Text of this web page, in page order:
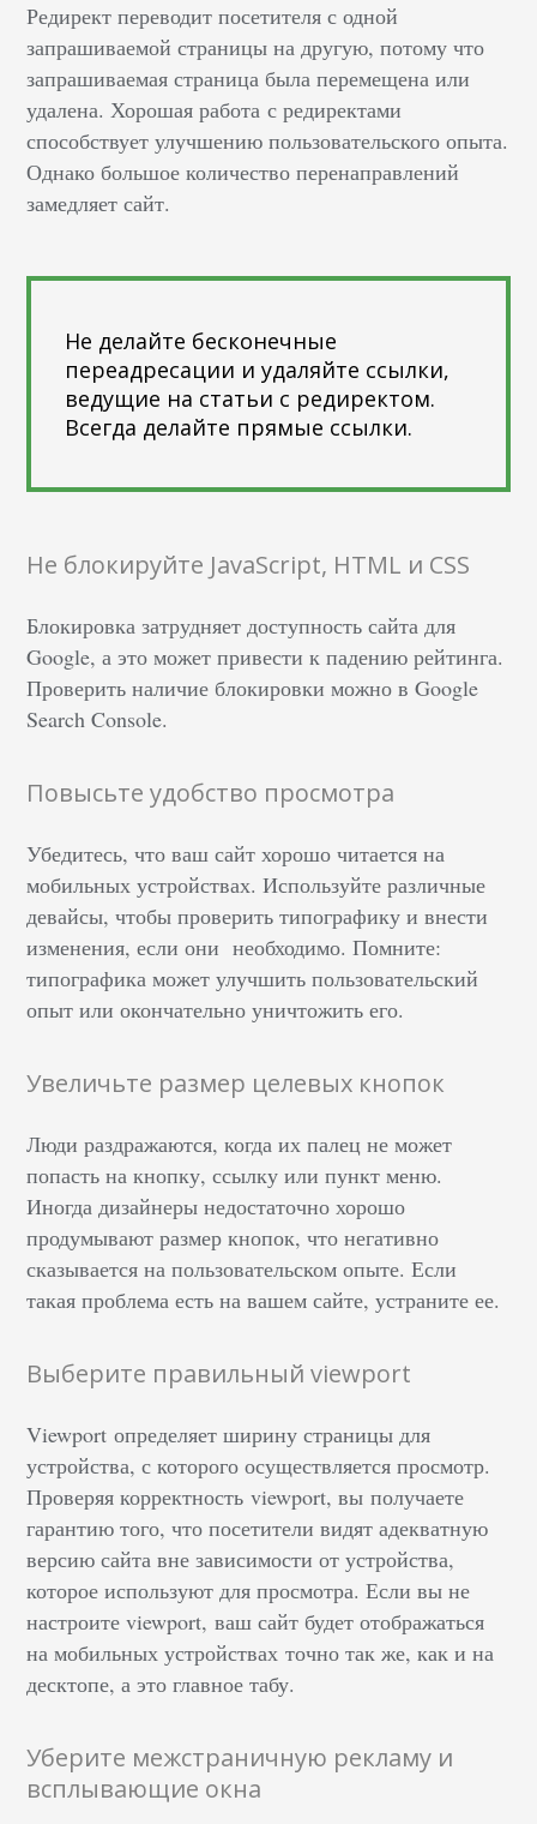
Редирект переводит посетителя с одной
запрашиваемой страницы на другую, потому что
запрашиваемая страница была перемещена или
удалена. Хорошая работа с редиректами
способствует улучшению пользовательского опыта.
Однако большое количество перенаправлений
замедляет сайт.
Не делайте бесконечные
переадресации и удаляйте ссылки,
ведущие на статьи с редиректом.
Всегда делайте прямые ссылки.
Не блокируйте JavaScript, HTML и CSS
Блокировка затрудняет доступность сайта для
Google, а это может привести к падению рейтинга.
Проверить наличие блокировки можно в Google
Search Console.
Повысьте удобство просмотра
Убедитесь, что ваш сайт хорошо читается на
мобильных устройствах. Используйте различные
девайсы, чтобы проверить типографику и внести
изменения, если они необходимо. Помните:
типографика может улучшить пользовательский
опыт или окончательно уничтожить его.
Увеличьте размер целевых кнопок
Люди раздражаются, когда их палец не может
попасть на кнопку, ссылку или пункт меню.
Иногда дизайнеры недостаточно хорошо
продумывают размер кнопок, что негативно
сказывается на пользовательском опыте. Если
такая проблема есть на вашем сайте, устраните ее.
Выберите правильный viewport
Viewport определяет ширину страницы для
устройства, с которого осуществляется просмотр.
Проверяя корректность viewport, вы получаете
гарантию того, что посетители видят адекватную
версию сайта вне зависимости от устройства,
которое используют для просмотра. Если вы не
настроите viewport, ваш сайт будет отображаться
на мобильных устройствах точно так же, как и на
десктопе, а это главное табу.
Уберите межстраничную рекламу и
всплывающие окна